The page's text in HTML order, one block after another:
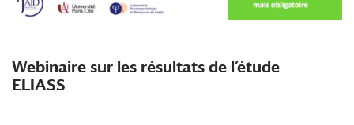
Webinaire sur les résultats de l’étude
ELIASS